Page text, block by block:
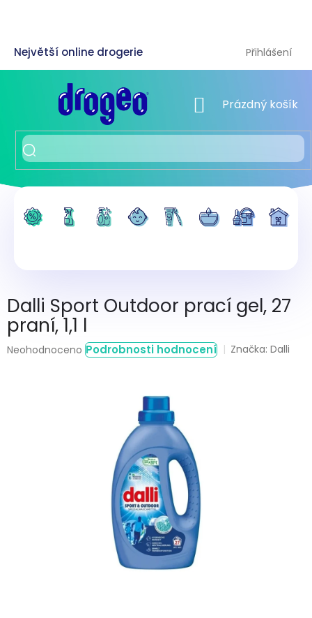
Přihlášení
NÁKUPNÍ KOŠÍK
Prázdný košík
Dalli Sport Outdoor prací gel, 27
praní, 1,1 l
Průměrné
Neohodnoceno Podrobnosti hodnocení Značka:Dalli